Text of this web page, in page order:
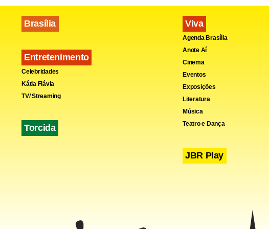
Cabo Gilberto Silva
Brasília
Entretenimento
Celebridades
Kátia Flávia
TV/ Streaming
Torcida
Viva
Agenda Brasília
Anote Aí
Cinema
Eventos
Exposições
Literatura
Música
Teatro e Dança
JBR Play